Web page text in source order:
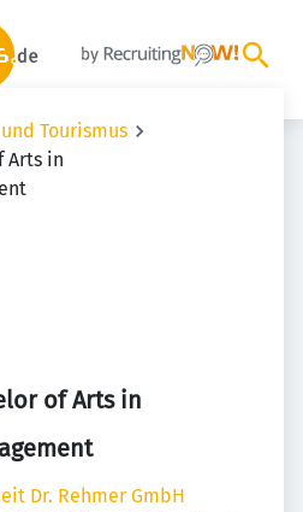
Tourismus
Arts in
of Arts in
Dr. Rehmer GmbH